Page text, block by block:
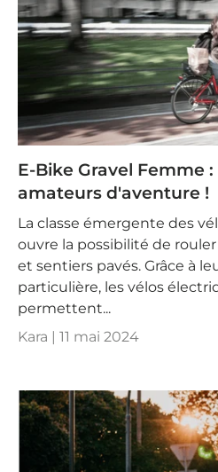
E-Bike Gravel Femme
amateurs d'aventure !
La classe émergente des
ouvre la possibilité de
et sentiers pavés. Grâce à
particulière, les vélos
permettent...
Kara | 11 mai 2024